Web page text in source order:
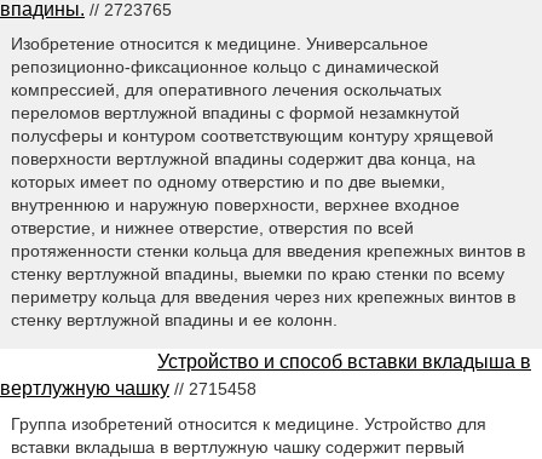
впадины. // 2723765
Изобретение относится к медицине. Универсальное
репозиционно-фиксационное кольцо с динамической
компрессией, для оперативного лечения оскольчатых
переломов вертлужной впадины с формой незамкнутой
полусферы и контуром соответствующим контуру хрящевой
поверхности вертлужной впадины содержит два конца, на
которых имеет по одному отверстию и по две выемки,
внутреннюю и наружную поверхности, верхнее входное
отверстие, и нижнее отверстие, отверстия по всей
протяженности стенки кольца для введения крепежных винтов в
стенку вертлужной впадины, выемки по краю стенки по всему
периметру кольца для введения через них крепежных винтов в
стенку вертлужной впадины и ее колонн.
Устройство и способ вставки вкладыша в
вертлужную чашку // 2715458
Группа изобретений относится к медицине. Устройство для
вставки вкладыша в вертлужную чашку содержит первый